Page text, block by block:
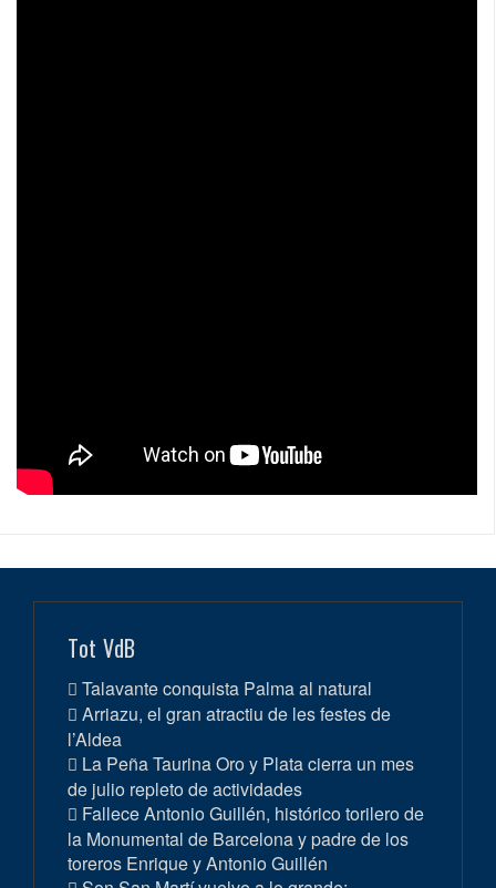
Tot VdB
Talavante conquista Palma al natural
Arriazu, el gran atractiu de les festes de
l’Aldea
La Peña Taurina Oro y Plata cierra un mes
de julio repleto de actividades
Fallece Antonio Guillén, histórico torilero de
la Monumental de Barcelona y padre de los
toreros Enrique y Antonio Guillén